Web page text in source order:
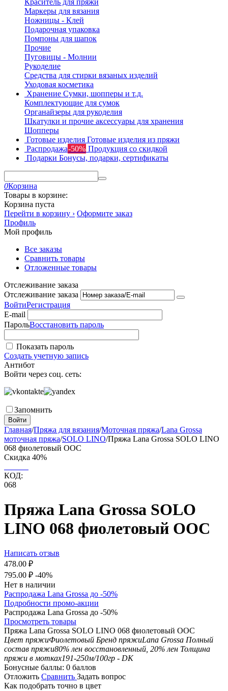
Маркеры для вязания
Ножницы - Клей
Подарочная упаковка
Помпоны для шапок
Прочие
Пуговицы - Молнии
Рукоделие
Средства для стирки вязаных изделий
Уходовая косметика
Хранение Сумки, шопперы и т.д.
Комплектующие для сумок
Органайзеры для рукоделия
Шкатулки и прочие аксессуары для хранения
Шопперы
Готовые изделия Готовые изделия из пряжи
Распродажа-50% Продукция со скидкой
Подарки Бонусы, подарки, сертификаты
0Корзина
Товары в корзине:
Корзина пуста
Перейти в корзину › Оформите заказ
Профиль
Мой профиль
Все заказы
Сравнить товары
Отложенные товары
Отслеживание заказа
Отслеживание заказа
ВойтиРегистрация
E-mail
ПарольВосстановить пароль
Показать пароль
Создать учетную запись
Антибот
Войти через соц. сеть:
Запомнить
Войти
Главная/Пряжа для вязания/Моточная пряжа/Lana Grossa
моточная пряжа/SOLO LINO/Пряжа Lana Grossa SOLO LINO
068 фиолетовый ООС
Скидка 40%
КОД:
068
Пряжа Lana Grossa SOLO
LINO 068 фиолетовый ООС
Написать отзыв
478.00 ₽
795.00 ₽ -40%
Нет в наличии
Распродажа Lana Grossa до -50%
Подробности промо-акции
Распродажа Lana Grossa до -50%
Просмотреть товары
Пряжа Lana Grossa SOLO LINO 068 фиолетовый ООС
Цвет пряжиФиолетовый Бренд пряжиLana Grossa Полный
состав пряжи80% лен восстановленный, 20% лен Толщина
пряжи в мотках191-250м/100гр - DK
Бонусные баллы: 0 баллов
Отложить Сравнить Задать вопрос
Как подобрать точно в цвет